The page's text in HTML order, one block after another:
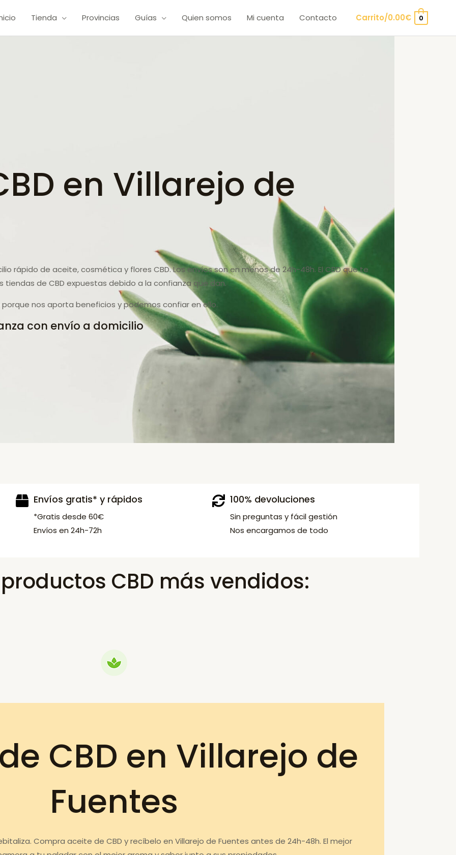
Tienda Provincias Guías Quien somos Mi cuenta Contacto Carrito/0.00€ 0
en Villarejo de
rápido de aceite, cosmética y flores CBD. Los envíos son en menos de 24h-48h. El CBD que te
de CBD expuestas debido a la confianza que dan.
nos aporta beneficios y podemos confiar en ello.
con envío a domicilio
Envíos gratis* y rápidos
*Gratis desde 60€
Envíos en 24h-72h
100% devoluciones
Sin preguntas y fácil gestión
Nos encargamos de todo
CBD más vendidos:
CBD en Villarejo de
Fuentes
Compra aceite de CBD y recíbelo en Villarejo de Fuentes antes de 24h-48h. El mejor